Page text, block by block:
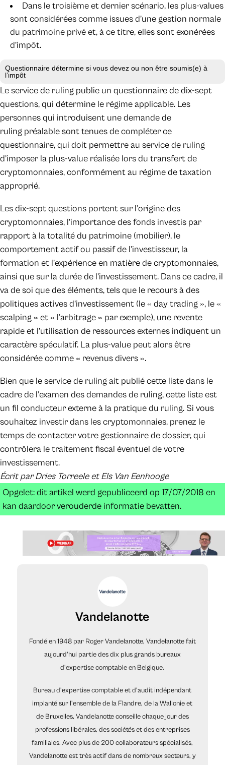
Dans le troisième et dernier scénario, les plus-values
sont considérées comme issues d’une gestion normale
du patrimoine privé et, à ce titre, elles sont exonérées
d’impôt.
Questionnaire détermine si vous devez ou non être soumis(e) à
l’impôt
Le service de ruling publie un questionnaire de dix-sept
questions, qui détermine le régime applicable. Les
personnes qui introduisent une demande de
ruling préalable sont tenues de compléter ce
questionnaire, qui doit permettre au service de ruling
d’imposer la plus-value réalisée lors du transfert de
cryptomonnaies, conformément au régime de taxation
approprié.
Les dix-sept questions portent sur l’origine des
cryptomonnaies, l’importance des fonds investis par
rapport à la totalité du patrimoine (mobilier), le
comportement actif ou passif de l’investisseur, la
formation et l’expérience en matière de cryptomonnaies,
ainsi que sur la durée de l’investissement. Dans ce cadre, il
va de soi que des éléments, tels que le recours à des
politiques actives d’investissement (le « day trading », le «
scalping » et « l’arbitrage » par exemple), une revente
rapide et l’utilisation de ressources externes indiquent un
caractère spéculatif. La plus-value peut alors être
considérée comme « revenus divers ».
Bien que le service de ruling ait publié cette liste dans le
cadre de l’examen des demandes de ruling, cette liste est
un fil conducteur externe à la pratique du ruling. Si vous
souhaitez investir dans les cryptomonnaies, prenez le
temps de contacter votre gestionnaire de dossier, qui
contrôlera le traitement fiscal éventuel de votre
investissement.
Écrit par Dries Torreele et Els Van Eenhooge
Opgelet: dit artikel werd gepubliceerd op 17/07/2018 en
kan daardoor verouderde informatie bevatten.
Vandelanotte
Fondé en 1948 par Roger Vandelanotte, Vandelanotte fait
aujourd'hui partie des dix plus grands bureaux
d'expertise comptable en Belgique.
Bureau d'expertise comptable et d'audit indépendant
implanté sur l'ensemble de la Flandre, de la Wallonie et
de Bruxelles, Vandelanotte conseille chaque jour des
professions libérales, des sociétés et des entreprises
familiales. Avec plus de 200 collaborateurs spécialisés,
Vandelanotte est très actif dans de nombreux secteurs, y